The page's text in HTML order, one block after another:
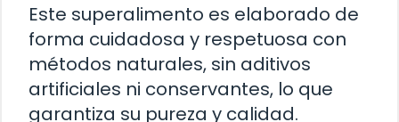
Este superalimento es elaborado de
forma cuidadosa y respetuosa con
métodos naturales, sin aditivos
artificiales ni conservantes, lo que
garantiza su pureza y calidad.